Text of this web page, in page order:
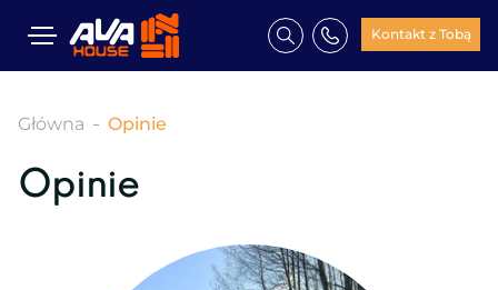
Kontakt z Tobą
Główna Opinie
Opinie